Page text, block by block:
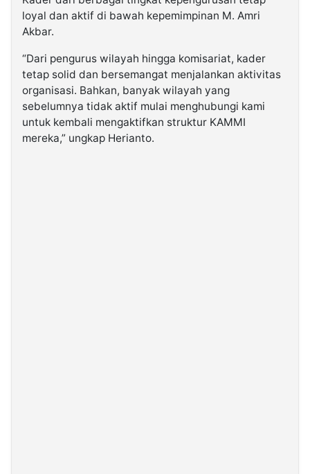
loyal dan aktif di bawah kepemimpinan M. Amri
Akbar.
“Dari pengurus wilayah hingga komisariat, kader
tetap solid dan bersemangat menjalankan aktivitas
organisasi. Bahkan, banyak wilayah yang
sebelumnya tidak aktif mulai menghubungi kami
untuk kembali mengaktifkan struktur KAMMI
mereka,” ungkap Herianto.